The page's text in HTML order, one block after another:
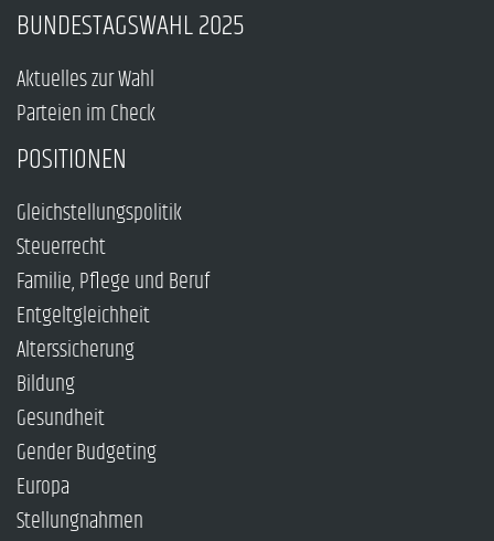
BUNDESTAGSWAHL 2025
Aktuelles zur Wahl
Parteien im Check
POSITIONEN
Gleichstellungspolitik
Steuerrecht
Familie, Pflege und Beruf
Entgeltgleichheit
Alterssicherung
Bildung
Gesundheit
Gender Budgeting
Europa
Stellungnahmen